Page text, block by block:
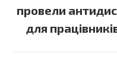
провели
для